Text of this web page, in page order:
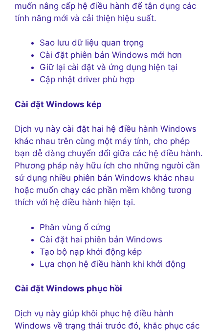
muốn nâng cấp hệ điều hành để tận dụng các
tính năng mới và cải thiện hiệu suất.
Sao lưu dữ liệu quan trọng
Cài đặt phiên bản Windows mới hơn
Giữ lại cài đặt và ứng dụng hiện tại
Cập nhật driver phù hợp
Cài đặt Windows kép
Dịch vụ này cài đặt hai hệ điều hành Windows
khác nhau trên cùng một máy tính, cho phép
bạn dễ dàng chuyển đổi giữa các hệ điều hành.
Phương pháp này hữu ích cho những người cần
sử dụng nhiều phiên bản Windows khác nhau
hoặc muốn chạy các phần mềm không tương
thích với hệ điều hành hiện tại.
Phân vùng ổ cứng
Cài đặt hai phiên bản Windows
Tạo bộ nạp khởi động kép
Lựa chọn hệ điều hành khi khởi động
Cài đặt Windows phục hồi
Dịch vụ này giúp khôi phục hệ điều hành
Windows về trạng thái trước đó, khắc phục các